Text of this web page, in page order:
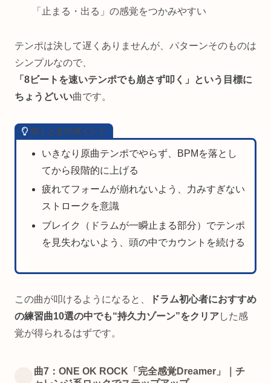
「止まる・出る」の感覚をつかみやすい
テンポは決して遅くありませんが、パターンそのものは
シンプルなので、
「8ビートを速いテンポでも崩さず叩く」という目標に
ちょうどいい曲です。
叩くときのポイント
いきなり原曲テンポでやらず、BPMを落とし
てから段階的に上げる
疲れてフォームが崩れないよう、力みすぎない
ストロークを意識
ブレイク（ドラムが一瞬止まる部分）でテンポ
を見失わないよう、頭の中でカウントを続ける
この曲が叩けるようになると、
ドラム初心者におすすめ
の練習曲10選の中でも“持久力ゾーン”をクリアした感
覚が得られるはずです。
曲7：ONE OK ROCK「完全感覚Dreamer」｜チ